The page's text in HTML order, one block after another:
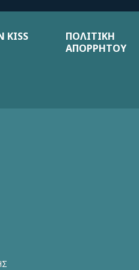
KISS
ΠΟΛΙΤΙΚΗ
ΑΠΟΡΡΗΤΟΥ